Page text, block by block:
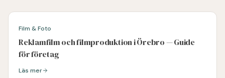
Film & Foto
Reklamfilm och filmproduktion i Örebro — Guide
för företag
Läs mer om
Läs mer